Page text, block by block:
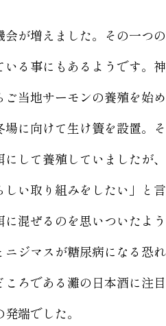
が増えました。その一つの
る事にもあるようです。
当地サーモンの養殖を始め
に向けて生け簀を設置。
して養殖していましたが
い取り組みをしたい」と
混ぜるのを思いついたよ
ジマスが糖尿病になる恐
ろである灘の日本酒に注
端でした。